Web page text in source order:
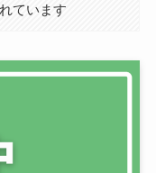
ています